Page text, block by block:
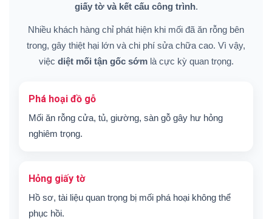
giấy tờ và kết cấu công trình.
Nhiều khách hàng chỉ phát hiện khi mối đã ăn rỗng bên
trong, gây thiệt hại lớn và chi phí sửa chữa cao. Vì vậy,
việc diệt mối tận gốc sớmlà cực kỳ quan trọng.
Phá hoại đồ gỗ
Mối ăn rỗng cửa, tủ, giường, sàn gỗ gây hư hỏng
nghiêm trọng.
Hỏng giấy tờ
Hồ sơ, tài liệu quan trọng bị mối phá hoại không thể
phục hồi.